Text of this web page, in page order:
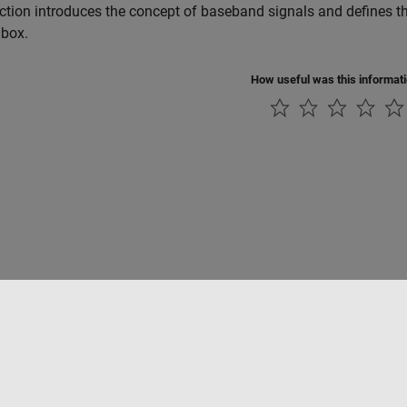
introduces the concept of baseband signals and defines
How useful was this